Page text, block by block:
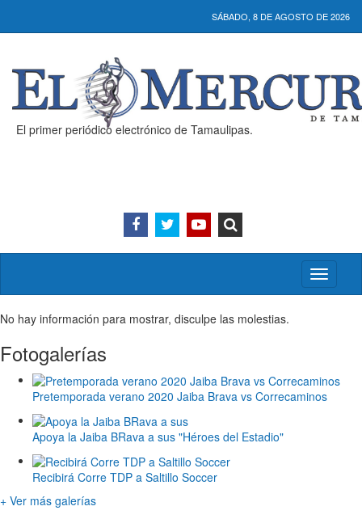
SÁBADO, 8 DE AGOSTO DE 2026
El primer periódico electrónico de Tamaulipas.
Activar/
menú
No hay información para mostrar, disculpe las molestias.
Fotogalerías
Pretemporada verano 2020 Jaiba Brava vs Correcaminos
Apoya la Jaiba BRava a sus "Héroes del Estadio"
Recibirá Corre TDP a Saltillo Soccer
+ Ver más galerías